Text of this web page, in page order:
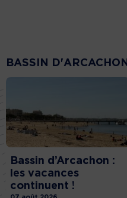
BASSIN D'ARCACHON
Bassin d’Arcachon :
les vacances
continuent !